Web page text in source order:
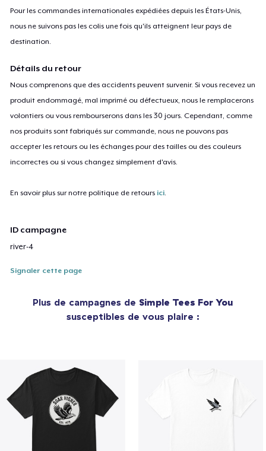
Pour les commandes internationales expédiées depuis les États-Unis,
nous ne suivons pas les colis une fois qu'ils atteignent leur pays de
destination.
Détails du retour
Nous comprenons que des accidents peuvent survenir. Si vous recevez un
produit endommagé, mal imprimé ou défectueux, nous le remplacerons
volontiers ou vous rembourserons dans les 30 jours. Cependant, comme
nos produits sont fabriqués sur commande, nous ne pouvons pas
accepter les retours ou les échanges pour des tailles ou des couleurs
incorrectes ou si vous changez simplement d'avis.
En savoir plus sur notre politique de retours ici
ID campagne
river-4
Signaler cette page
Plus de campagnes de Simple Tees For You
susceptibles de vous plaire :